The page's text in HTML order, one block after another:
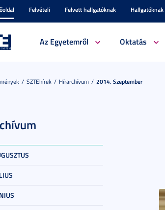
Felvételi Felvett hallgatóknak Hallgatóknak
Az Egyetemről Oktatás
SZTEhírek Hírarchívum 2014. Szeptember